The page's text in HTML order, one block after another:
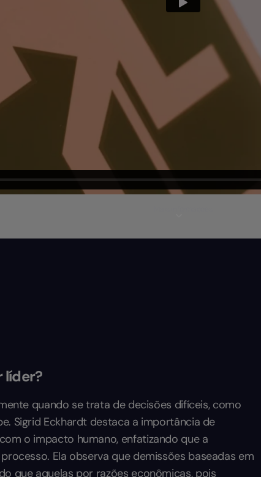
líder?
quando se trata de decisões difíceis, como
Sigrid Eckhardt destaca a importância de
o impacto humano, enfatizando que a
Ela observa que demissões baseadas em
que aquelas por razões econômicas, pois